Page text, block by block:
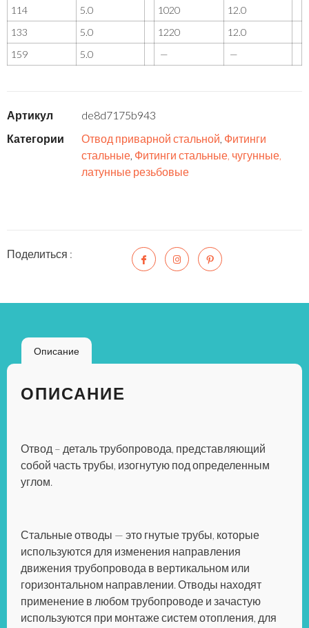
114
5.0 1020
12.0
133
5.0 1220
12.0
159
5.0 — —
Артикул
de8d7175b943
Категории
Отвод приварной стальной, Фитинги
стальные, Фитинги стальные, чугунные,
латунные резьбовые
Поделиться :
Описание
ОПИСАНИЕ
Отвод – деталь трубопровода, представляющий
собой часть трубы, изогнутую под определенным
углом.
Стальные отводы — это гнутые трубы, которые
используются для изменения направления
движения трубопровода в вертикальном или
горизонтальном направлении. Отводы находят
применение в любом трубопроводе и зачастую
используются при монтаже систем отопления, для